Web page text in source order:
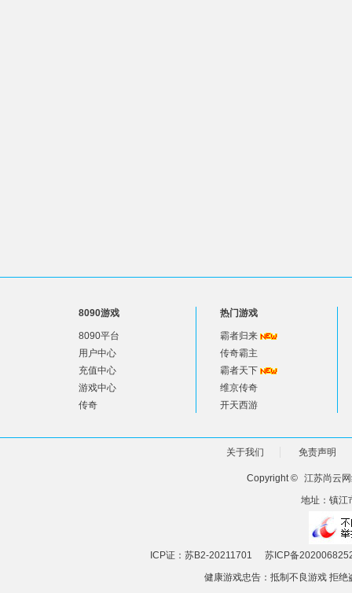
8090游戏
8090平台
用户中心
充值中心
游戏中心
传奇
热门游戏
霸者归来
传奇霸主
霸者天下
维京传奇
开天西游
关于我们 免责声明
Copyright © 江苏尚云
地址：镇江
ICP证：苏B2-20211701
苏ICP备
健康游戏忠告：抵制不良游戏 拒